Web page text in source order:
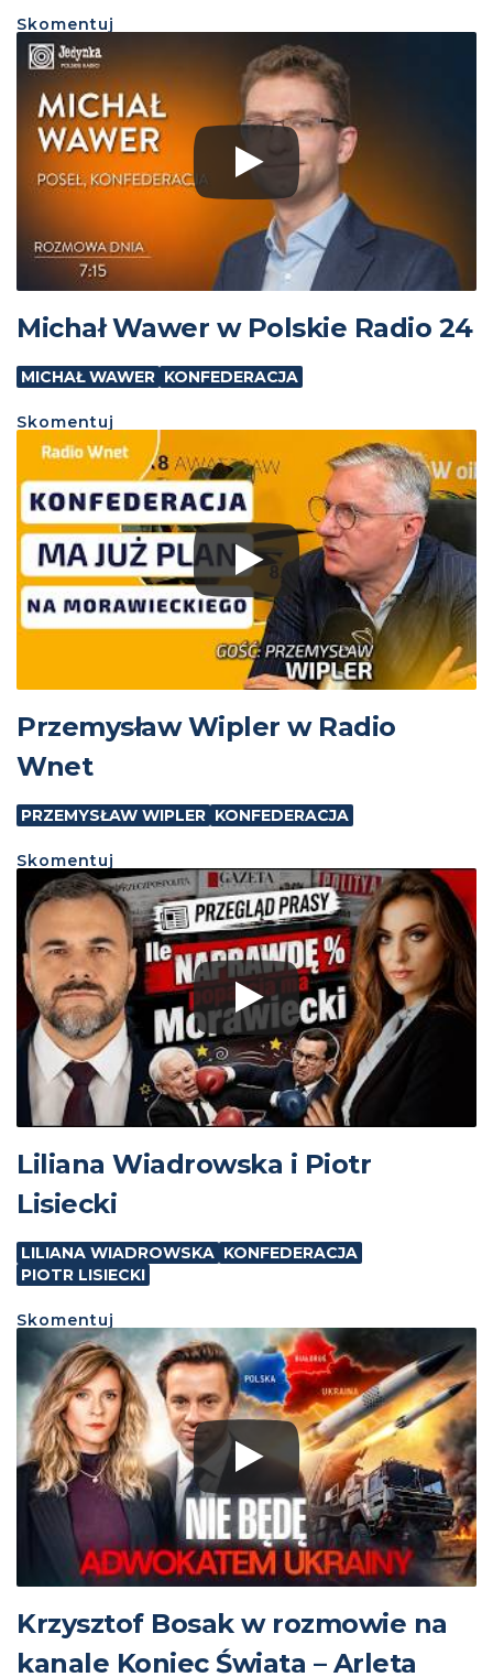
Skomentuj
Michał Wawer w Polskie Radio 24
MICHAŁ WAWER KONFEDERACJA
Skomentuj
Przemysław Wipler w Radio
Wnet
PRZEMYSŁAW WIPLER KONFEDERACJA
Skomentuj
Liliana Wiadrowska i Piotr
Lisiecki
LILIANA WIADROWSKA KONFEDERACJA
PIOTR LISIECKI
Skomentuj
Krzysztof Bosak w rozmowie na
kanale Koniec Świata – Arleta